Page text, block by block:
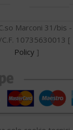
Marconi 31/bis
10735630013 [
Policy ]